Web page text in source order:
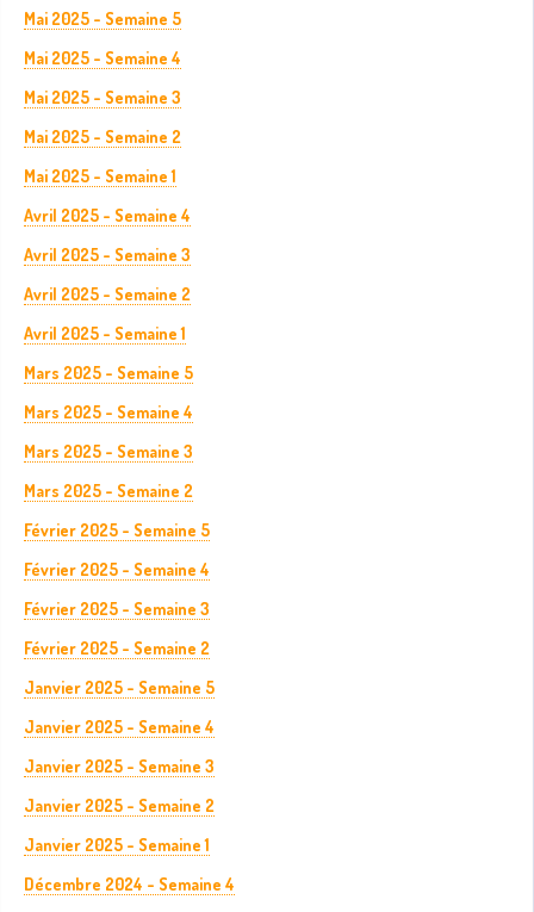
Mai 2025 - Semaine 5
Mai 2025 - Semaine 4
Mai 2025 - Semaine 3
Mai 2025 - Semaine 2
Mai 2025 - Semaine 1
Avril 2025 - Semaine 4
Avril 2025 - Semaine 3
Avril 2025 - Semaine 2
Avril 2025 - Semaine 1
Mars 2025 - Semaine 5
Mars 2025 - Semaine 4
Mars 2025 - Semaine 3
Mars 2025 - Semaine 2
Février 2025 - Semaine 5
Février 2025 - Semaine 4
Février 2025 - Semaine 3
Février 2025 - Semaine 2
Janvier 2025 - Semaine 5
Janvier 2025 - Semaine 4
Janvier 2025 - Semaine 3
Janvier 2025 - Semaine 2
Janvier 2025 - Semaine 1
Décembre 2024 - Semaine 4